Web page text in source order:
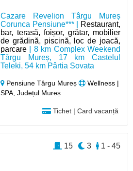
Cazare Revelion Târgu Mureș
Corunca Pensiune*** |
Restaurant,
bar, terasă, foișor, grătar, mobilier
de grădină, piscină, loc de joacă,
parcare | 8 km Complex Weekend
Târgu Mureș, 17 km Castelul
Teleki, 54 km Pârtia Sovata
Pensiune Târgu Mureș
Wellness |
SPA, Județul Mureș
Tichet | Card vacanță
1 - 45
3
15